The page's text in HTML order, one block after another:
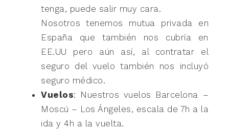
tenga, puede salir muy cara.
Nosotros tenemos mutua privada en
España que también nos cubría en
EE.UU pero aún así, al contratar el
seguro del vuelo también nos incluyó
seguro médico.
Vuelos: Nuestros vuelos Barcelona –
Moscú – Los Ángeles, escala de 7h a la
ida y 4h a la vuelta.